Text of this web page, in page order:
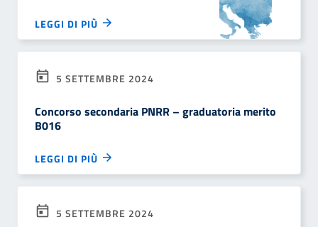
LEGGI DI PIÙ
5 SETTEMBRE 2024
Concorso secondaria PNRR – graduatoria merito
B016
LEGGI DI PIÙ
5 SETTEMBRE 2024